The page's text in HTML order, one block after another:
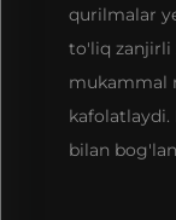
qurilmalar
to'liq zanjirli
mukammal
bilan